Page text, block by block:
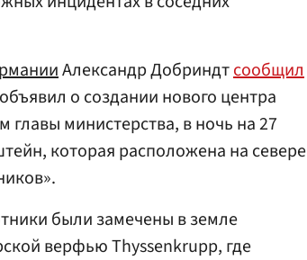
Александр Добриндтсообщил
о создании нового центра
министерства, в ночь на 27
которая расположена на севере
были замечены в земле
верфью Thyssenkrupp, где